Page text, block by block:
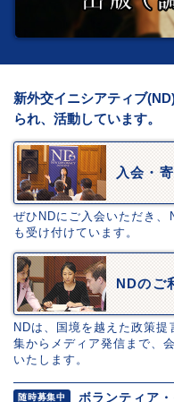
新外交イニシアティブ
られ、活動しています。
入会・
ぜひNDにご入会いただき
も受け付けています。
NDのご
NDは、国境を越えた政策
集からメディア発信まで、
いたします。
随時募集中 ボランティア